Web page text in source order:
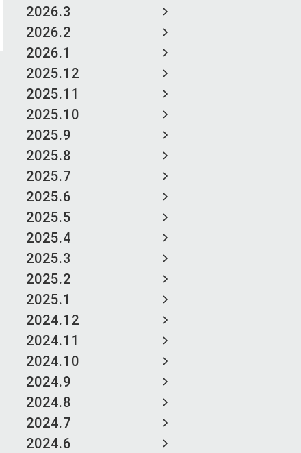
2026.3
2026.2
2026.1
2025.12
2025.11
2025.10
2025.9
2025.8
2025.7
2025.6
2025.5
2025.4
2025.3
2025.2
2025.1
2024.12
2024.11
2024.10
2024.9
2024.8
2024.7
2024.6